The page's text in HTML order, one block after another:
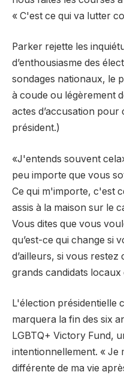
« C'est ce qui va lutter
Parker rejette les
d’enthousiasme des
sondages nationaux, le
à coude ou légèrement
actes d’accusation pour
président.)
«J'entends souvent
peu importe que vous
Ce qui m'importe, c'est
assis à la maison sur le
Vous dites que vous
qu’est-ce qui change si
d’ailleurs, si vous
grands candidats
L'élection présidentielle
marquera la fin des six
LGBTQ+ Victory Fund,
intentionnellement. « Je
différente de ma vie